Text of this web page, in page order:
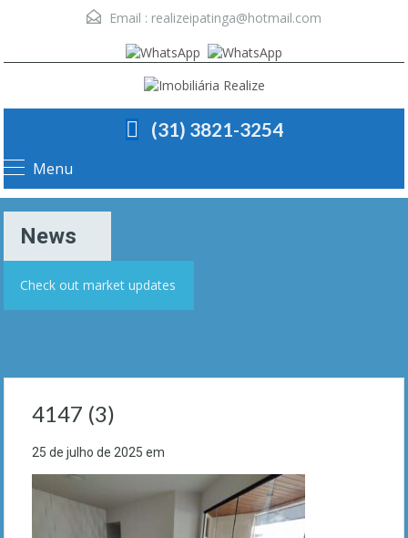
Email : realizeipatinga@hotmail.com
(31) 3821-3254
Menu
News
Check out market updates
4147 (3)
25 de julho de 2025 em